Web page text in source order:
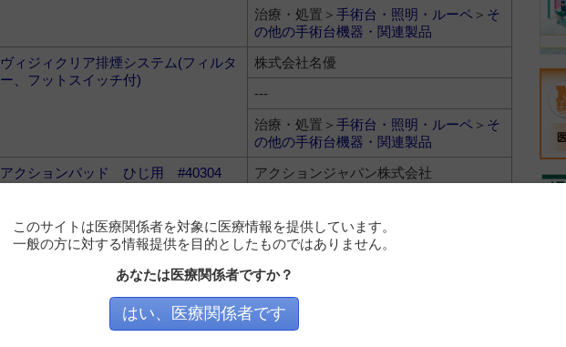
治療・処置＞ 手術台・照明・ルーペ ＞ そ
の他の手術台機器・関連製品
ヴィジィクリア排煙システム(フィルタ
ー、フットスイッチ付)
株式会社名優
---
治療・処置＞ 手術台・照明・ルーペ ＞ そ
の他の手術台機器・関連製品
アクションパッド ひじ用 #40304
アクションジャパン株式会社
治療・処置＞手術台・照明・ルーペ
の他の手術台機器・関連製品
アクションパッド 下肢用 #40500
アクションジャパン株式会社
39,000円
このサイトは医療関係者を対象に医療情報を提供しています。
一般の方に対する情報提供を目的としたものではありません。
あなたは医療関係者ですか？
はい、医療関係者です